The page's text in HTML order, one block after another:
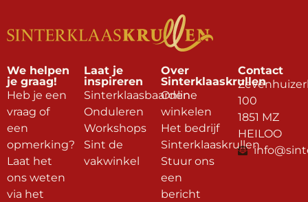
We helpen
je graag!
Heb je een
vraag of
een
opmerking?
Laat het
ons weten
via het
Laat je
inspireren
Sinterklaasbaarden
Onduleren
Workshops
Sint de
vakwinkel
Over
Sinterklaaskrullen
Online
winkelen
Het bedrijf
Sinterklaaskrullen
Stuur ons
een
bericht
Contact
100
1851 MZ
HEILOO